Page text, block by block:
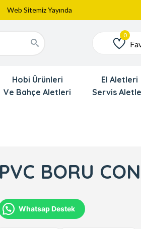
Web Sitemiz Yayında
Ürünlerimizi İnceledinizmi ?
Favoriler
Hobi Ürünleri
Ve Bahçe Aletleri
El Aletleri
Servis
PVC BORU
Whatsap Destek